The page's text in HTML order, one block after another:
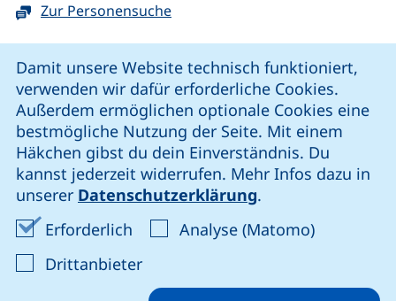
Damit unsere Website technisch funktioniert,
verwenden wir dafür erforderliche Cookies.
Außerdem ermöglichen optionale Cookies eine
bestmögliche Nutzung der Seite. Mit einem
Häkchen gibst du dein Einverständnis. Du
kannst jederzeit widerrufen. Mehr Infos dazu in
unserer Datenschutzerklärung.
Erforderlich Erforderliche Cookies akzeptieren
Analyse (Matomo)Analyse-
Drittanbieter: Cookies von Drittanbieter
Zur Personensuche
unsere Facebook-Seite (externer Link, öffnet neues
unsere LinkedIn-Seite (externer Link, öffnet
unsere Instagram-Seite (externer Link,
unsere YouTube-Seite (externer
Cookie-Einstellungen
Impressum
Datenschutz
Erklärung zur Barrierefreiheit